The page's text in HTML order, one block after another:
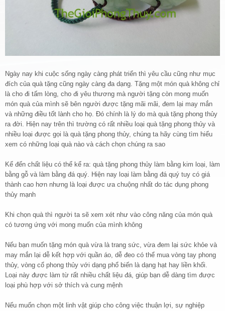
Ngày nay khi cuộc sống ngày càng phát triển thì yêu cầu cũng như mục
đích của quà tặng cũng ngày càng đa dạng. Tặng một món quà không chỉ
là cho đi tấm lòng, cho đi yêu thương mà người tặng còn mong muốn
món quà của mình sẽ bên người được tặng mãi mãi, đem lại may mắn
và những điều tốt lành cho họ. Đó chính là lý do mà quà tặng phong thủy
ra đời. Hiện nay trên thì trường có rất nhiều loại quà tặng phong thủy và
nhiều loại được gọi là quà tặng phong thủy, chúng ta hãy cùng tìm hiểu
xem có những loại quà nào và cách chọn chúng ra sao
Kể đến chất liệu có thể kể ra: quà tặng phong thủy làm bằng kim loại, làm
bằng gỗ và làm bằng đá quý. Hiện nay loại làm bằng đá quý tuy có giá
thành cao hơn nhưng là loại được ưa chuộng nhất do tác dụng phong
thủy mạnh
Khi chọn quà thì người ta sẽ xem xét như vào công năng của món quà
có tương ứng với mong muốn của mình không
Nếu bạn muốn tặng món quà vừa là trang sức, vừa đem lại sức khỏe và
may mắn lại dễ kết hợp với quần áo, dễ đeo có thể mua vòng tay phong
thủy, vòng cổ phong thủy với dạng phổ biến là dạng hạt hay liền khối.
Loại này được làm từ rất nhiều chất liệu đá, giúp bạn dễ dàng tìm được
loại phù hợp với sở thích và cung mệnh
Nếu muốn chọn một linh vật giúp cho công việc thuận lợi, sự nghiệp